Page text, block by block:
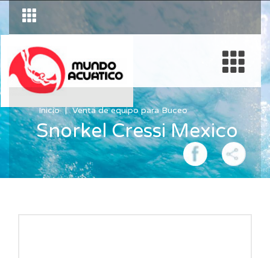
Inicio Venta de equipo para Buceo
Snorkel Cressi Mexico